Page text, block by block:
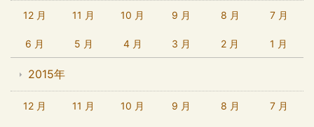
12 月 11 月 10 月 9 月 8 月 7 月
6 月 5 月 4 月 3 月 2 月 1 月
2015年
12 月 11 月 10 月 9 月 8 月 7 月